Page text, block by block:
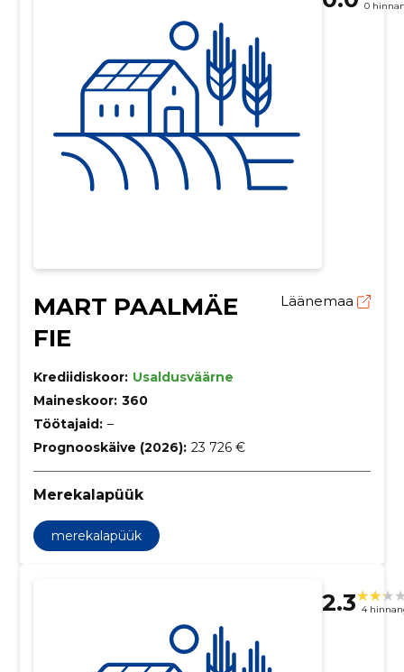
0
MART PAALMÄE
FIE
Läänemaa
Krediidiskoor: Usaldusväärne
Maineskoor: 360
Töötajaid: –
Prognooskäive (2026): 23 726 €
Merekalapüük
merekalapüük
2.3 4